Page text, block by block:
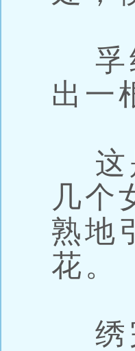
孚
出一
这
几个
熟地
花。
绣